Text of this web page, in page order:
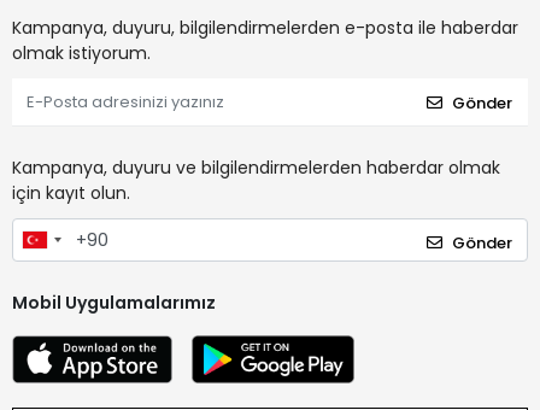
Kampanya, duyuru, bilgilendirmelerden e-posta ile haberdar
olmak istiyorum.
Gönder
Kampanya, duyuru ve bilgilendirmelerden haberdar olmak
için kayıt olun.
Gönder
Mobil Uygulamalarımız